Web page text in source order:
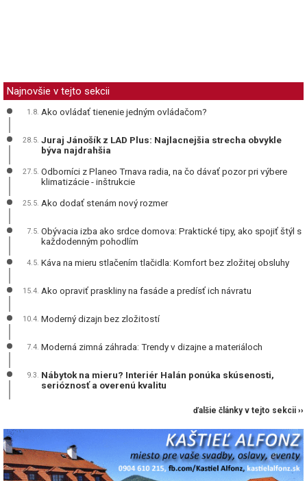
Najnovšie v tejto sekcii
1.8. Ako ovládať tienenie jedným ovládačom?
28.5. Juraj Jánošík z LAD Plus: Najlacnejšia strecha obvykle
býva najdrahšia
27.5. Odborníci z Planeo Trnava radia, na čo dávať pozor pri výbere
klimatizácie - inštrukcie
25.5. Ako dodať stenám nový rozmer
7.5. Obývacia izba ako srdce domova: Praktické tipy, ako spojiť štýl s
každodenným pohodlím
4.5. Káva na mieru stlačením tlačidla: Komfort bez zložitej obsluhy
15.4. Ako opraviť praskliny na fasáde a predísť ich návratu
10.4. Moderný dizajn bez zložitostí
7.4. Moderná zimná záhrada: Trendy v dizajne a materiáloch
9.3. Nábytok na mieru? Interiér Halán ponúka skúsenosti,
serióznosť a overenú kvalitu
ďalšie články v tejto sekcii ››